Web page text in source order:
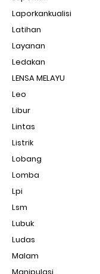
Laporkankualisi
Latihan
Layanan
Ledakan
LENSA MELAYU
Leo
Libur
Lintas
Listrik
Lobang
Lomba
Lpi
Lsm
Lubuk
Ludas
Malam